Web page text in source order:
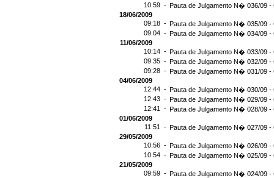
10:59 - Pauta de Julgamento N� 036/09 -
18/06/2009
09:18 - Pauta de Julgamento N� 035/09 -
09:04 - Pauta de Julgamento N� 034/09 -
11/06/2009
10:14 - Pauta de Julgamento N� 033/09 -
09:35 - Pauta de Julgamento N� 032/09 -
09:28 - Pauta de Julgamento N� 031/09 -
04/06/2009
12:44 - Pauta de Julgamento N� 030/09 -
12:43 - Pauta de Julgamento N� 029/09 -
12:41 - Pauta de Julgamento N� 028/09 -
01/06/2009
11:51 - Pauta de Julgamento N� 027/09 -
29/05/2009
10:56 - Pauta de Julgamento N� 026/09 -
10:54 - Pauta de Julgamento N� 025/09 -
21/05/2009
09:59 - Pauta de Julgamento N� 024/09 -